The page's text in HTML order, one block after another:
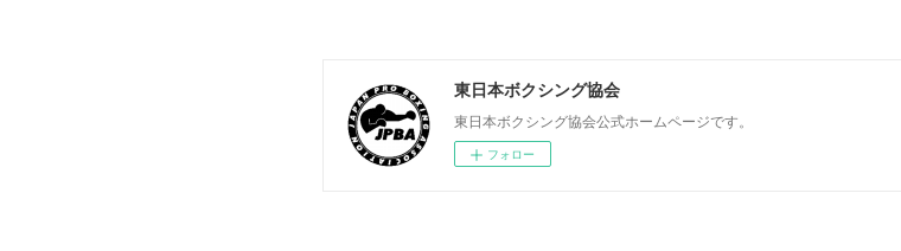
東日本ボクシング協会
東日本ボクシング協会公式ホームページです。
フォロー